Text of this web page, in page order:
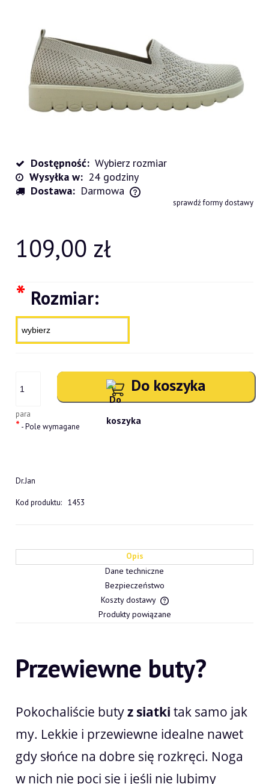
Dostępność: Wybierz rozmiar
Wysyłka w: 24 godziny
Dostawa: Darmowa
Cena nie zawiera ewentualnych kosztów płatnościsprawdź formy dostawy
109,00 zł
* Rozmiar:
para
Do koszyka
* - Pole wymagane
Dr.Jan
Kod produktu: 1453
Opis
Dane techniczne
Bezpieczeństwo
Koszty dostawy
Produkty powiązane
Przewiewne buty?
Pokochaliście butyz siatki tak samo jak
my. Lekkie i przewiewne idealne nawet
gdy słońce na dobre się rozkręci. Noga
w nich nie poci się i jeśli nie lubimy